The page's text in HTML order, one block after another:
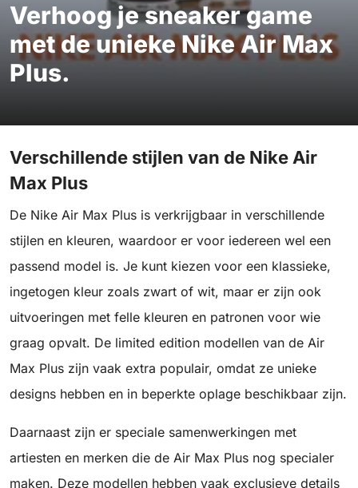
Verhoog je sneaker game
met de unieke Nike Air Max
Plus.
Verschillende stijlen van de Nike Air
Max Plus
De Nike Air Max Plus is verkrijgbaar in verschillende
stijlen en kleuren, waardoor er voor iedereen wel een
passend model is. Je kunt kiezen voor een klassieke,
ingetogen kleur zoals zwart of wit, maar er zijn ook
uitvoeringen met felle kleuren en patronen voor wie
graag opvalt. De limited edition modellen van de Air
Max Plus zijn vaak extra populair, omdat ze unieke
designs hebben en in beperkte oplage beschikbaar zijn.
Daarnaast zijn er speciale samenwerkingen met
artiesten en merken die de Air Max Plus nog specialer
maken. Deze modellen hebben vaak exclusieve details